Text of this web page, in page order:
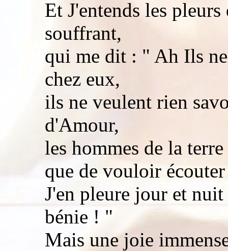
Et J'entends les
souffrant,
qui me dit : " Ah Ils
chez eux,
ils ne veulent rien
d'Amour,
les hommes de la
que de vouloir écouter
J'en pleure jour et
bénie ! "
Mais une joie